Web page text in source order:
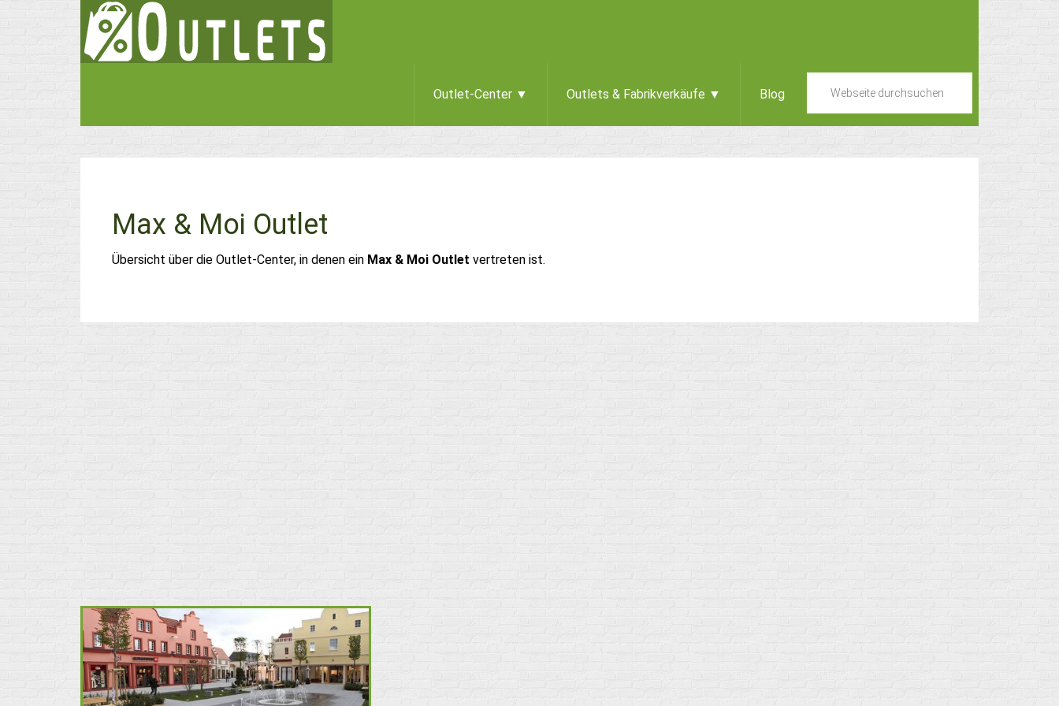
Outlet-Center ▼ Outlets & Fabrikverkäufe ▼ Blog
Max & Moi Outlet
Übersicht über die Outlet-Center, in denen ein Max & Moi Outlet vertreten ist.